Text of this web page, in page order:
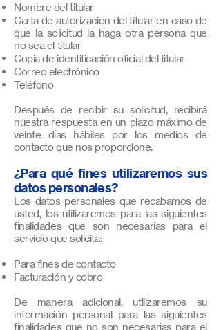
Nombre del titular
Carta de autorización del titular en caso de
que la solicitud la haga otra persona que
no sea el titular
Copia de identificación oficial del titular
Correo electrónico
Teléfono
Después de recibir su solicitud, recibirá
nuestra respuesta en un plazo máximo de
veinte días hábiles por los medios de
contacto que nos proporcione.
¿Para qué fines utilizaremos sus
datos personales?
Los datos personales que recabamos de
usted, los utilizaremos para las siguientes
finalidades que son necesarias para el
servicio que solicita:
Para fines de contacto
Facturación y cobro
De manera adicional, utilizaremos su
información personal para las siguientes
finalidades que no son necesarias para el